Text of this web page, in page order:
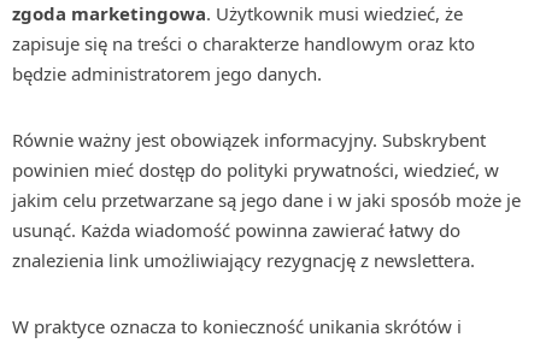
zgoda marketingowa. Użytkownik musi wiedzieć, że
zapisuje się na treści o charakterze handlowym oraz kto
będzie administratorem jego danych.
Równie ważny jest obowiązek informacyjny. Subskrybent
powinien mieć dostęp do polityki prywatności, wiedzieć, w
jakim celu przetwarzane są jego dane i w jaki sposób może je
usunąć. Każda wiadomość powinna zawierać łatwy do
znalezienia link umożliwiający rezygnację z newslettera.
W praktyce oznacza to konieczność unikania skrótów i